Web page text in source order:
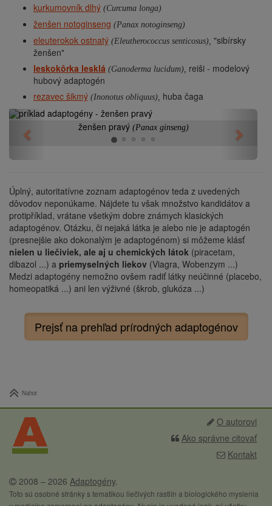
kurkumovník dlhý (Curcuma longa)
ženšen notoginseng (Panax notoginseng)
eleuterokok ostnatý (Eleutherococcus senticosus), "sibírsky
ženšen"
leskokôrka lesklá (Ganoderma lucidum),
reiši - modelový
hubový adaptogén
rezavec šikmý (Inonotus obliquus), huba čaga
ženšen pravý (Panax ginseng)
Úplný, autoritatívne zoznam adaptogénov teda z uvedených
dôvodov neponúkame. Nájdete tu však množstvo kandidátov a
protipříklad, vrátane všetkým dobre známych klasických
adaptogénov. Otázku, či nejaká látka je alebo nie je adaptogén
(presnejšie ako dokonalým je adaptogénom) si môžeme klásť
nielen u liečiviek, ale aj u chemických látok (piracetam,
dibazol ...) a priemyselných liekov (Viagra, Wobenzym ...)
Medzi adaptogény nemožno ovšem radiť látky neúčinné (placebo,
homeopatiká ...) ani len výživné (škrob, glukóza ...)
Prejsť na prehľad prírodných adaptogénov
Nahor
O autorovi
Ako správne citovať
Kontakt
2008 – 2026 Adaptogény.
Toto sú osobné stránky s tematikou liečivých rastlín a biologického myslenia